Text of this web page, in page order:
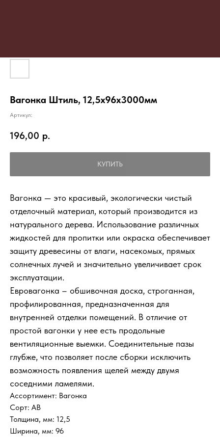
Вагонка Штиль, 12,5х96х3000мм
Артикул:
196,00 р.
КУПИТЬ
Вагонка — это красивый, экологически чистый
отделочный материал, который производится из
натурального дерева. Использование различных
жидкостей для пропитки или окраска обеспечивает
защиту древесины от влаги, насекомых, прямых
солнечных лучей и значительно увеличивает срок
эксплуатации.
Евровагонка – обшивочная доска, строганная,
профилированная, предназначенная для
внутренней отделки помещений. В отличие от
простой вагонки у нее есть продольные
вентиляционные выемки. Соединительные пазы
глубже, что позволяет после сборки исключить
возможность появления щелей между двумя
соседними ламелями.
Ассортимент: Вагонка
Сорт: АВ
Толщина, мм: 12,5
Ширина, мм: 96